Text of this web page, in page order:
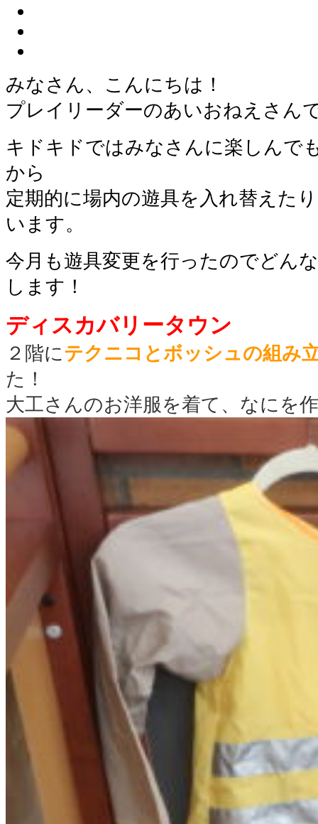
みなさん、こんにちは！
プレイリーダーのあいおねえさん
キドキドではみなさんに楽しんで
から
定期的に場内の遊具を入れ替えた
います。
今月も遊具変更を行ったのでどん
します！
ディスカバリータウン
２階にテクニコとボッシュの組み
た！
大工さんのお洋服を着て、なにを